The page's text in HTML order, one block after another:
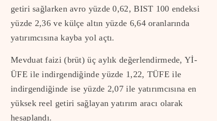
getiri sağlarken avro yüzde 0,62, BIST 100 endeksi
yüzde 2,36 ve külçe altın yüzde 6,64 oranlarında
yatırımcısına kayba yol açtı.
Mevduat faizi (brüt) üç aylık değerlendirmede, Yİ-
ÜFE ile indirgendiğinde yüzde 1,22, TÜFE ile
indirgendiğinde ise yüzde 2,07 ile yatırımcısına en
yüksek reel getiri sağlayan yatırım aracı olarak
hesaplandı.